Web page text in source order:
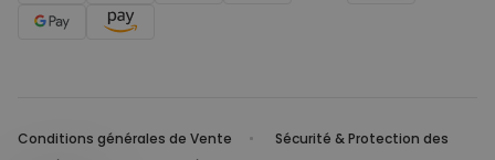
Conditions générales de Vente
Sécurité & Protection des